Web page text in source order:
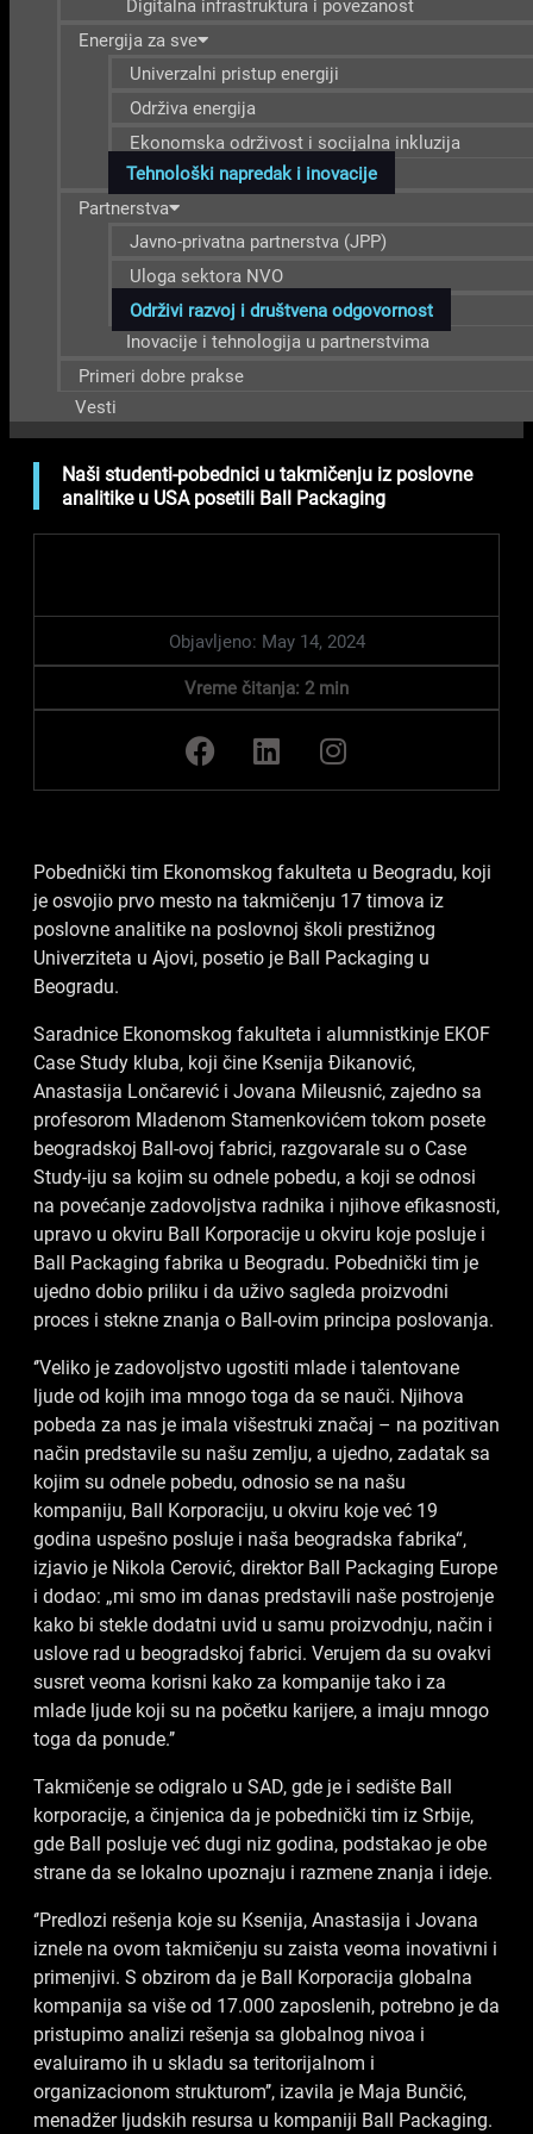
Energija za sve
Univerzalni pristup energiji
Održiva energija
Ekonomska održivost i socijalna inkluzija
Tehnološki napredak i inovacije
Partnerstva
Javno-privatna partnerstva (JPP)
Uloga sektora NVO
Održivi razvoj i društvena odgovornost
Inovacije i tehnologija u partnerstvima
Primeri dobre prakse
Vesti
Naši studenti-pobednici u takmičenju iz poslovne
analitike u USA posetili Ball Packaging
Objavljeno: May 14, 2024
Vreme čitanja: 2 min
F
a
c
o
o
k
L
i
n
d
i
n
I
n
s
g
r
a
m
Pobednički tim Ekonomskog fakulteta u Beogradu, koji
je osvojio prvo mesto na takmičenju 17 timova iz
poslovne analitike na poslovnoj školi prestižnog
Univerziteta u Ajovi, posetio je Ball Packaging u
Beogradu.
Saradnice Ekonomskog fakulteta i alumnistkinje EKOF
Case Study kluba, koji čine Ksenija Đikanović,
Anastasija Lončarević i Jovana Mileusnić, zajedno sa
profesorom Mladenom Stamenkovićem tokom posete
beogradskoj Ball-ovoj fabrici, razgovarale su o Case
Study-iju sa kojim su odnele pobedu, a koji se odnosi
na povećanje zadovoljstva radnika i njihove efikasnosti,
upravo u okviru Ball Korporacije u okviru koje posluje i
Ball Packaging fabrika u Beogradu. Pobednički tim je
ujedno dobio priliku i da uživo sagleda proizvodni
proces i stekne znanja o Ball-ovim principa poslovanja.
‘’Veliko je zadovoljstvo ugostiti mlade i talentovane
ljude od kojih ima mnogo toga da se nauči. Njihova
pobeda za nas je imala višestruki značaj – na pozitivan
način predstavile su našu zemlju, a ujedno, zadatak sa
kojim su odnele pobedu, odnosio se na našu
kompaniju, Ball Korporaciju, u okviru koje već 19
godina uspešno posluje i naša beogradska fabrika“,
izjavio je Nikola Cerović, direktor Ball Packaging Europe
i dodao: „mi smo im danas predstavili naše postrojenje
kako bi stekle dodatni uvid u samu proizvodnju, način i
uslove rad u beogradskoj fabrici. Verujem da su ovakvi
susret veoma korisni kako za kompanije tako i za
mlade ljude koji su na početku karijere, a imaju mnogo
toga da ponude.’’
Takmičenje se odigralo u SAD, gde je i sedište Ball
korporacije, a činjenica da je pobednički tim iz Srbije,
gde Ball posluje već dugi niz godina, podstakao je obe
strane da se lokalno upoznaju i razmene znanja i ideje.
‘’Predlozi rešenja koje su Ksenija, Anastasija i Jovana
iznele na ovom takmičenju su zaista veoma inovativni i
primenjivi. S obzirom da je Ball Korporacija globalna
kompanija sa više od 17.000 zaposlenih, potrebno je da
pristupimo analizi rešenja sa globalnog nivoa i
evaluiramo ih u skladu sa teritorijalnom i
organizacionom strukturom’’, izavila je Maja Bunčić,
menadžer ljudskih resursa u kompaniji Ball Packaging.